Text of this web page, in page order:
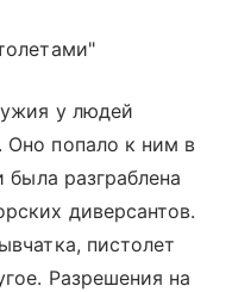
у людей
попало к ним в
была разграблена
диверсантов.
пистолет
Разрешения на